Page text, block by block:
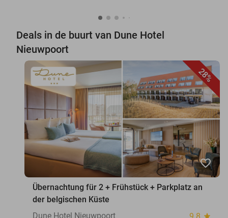
Deals in de buurt van Dune Hotel
Nieuwpoort
28%
favorite_border
Übernachtung für 2 + Frühstück + Parkplatz an
der belgischen Küste
Dune Hotel Nieuwpoort
star